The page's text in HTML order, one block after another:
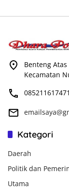
Benteng
Kecamatan
085211617471
Kategori
Daerah
Politik dan
Utama